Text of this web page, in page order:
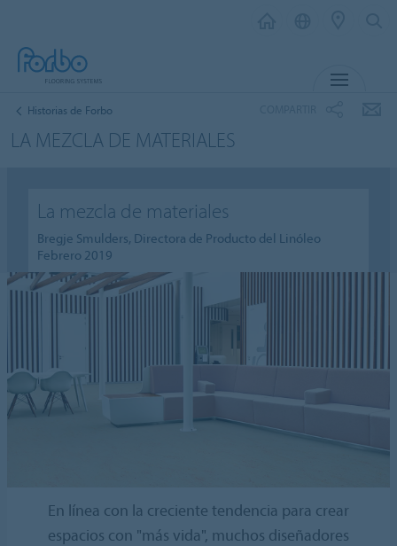
Historias de Forbo
LA MEZCLA DE MATERIALES
La mezcla de materiales
Bregje Smulders, Directora de Producto del Linóleo
Febrero 2019
En línea con la creciente tendencia para crear
espacios con "más vida", muchos diseñadores